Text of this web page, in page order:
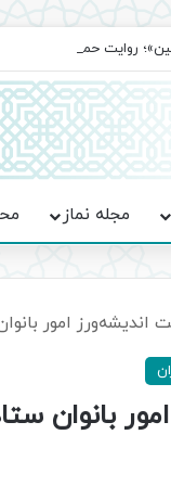
روایت حماسه،
مجله نماز
امور
بانوان ستاد